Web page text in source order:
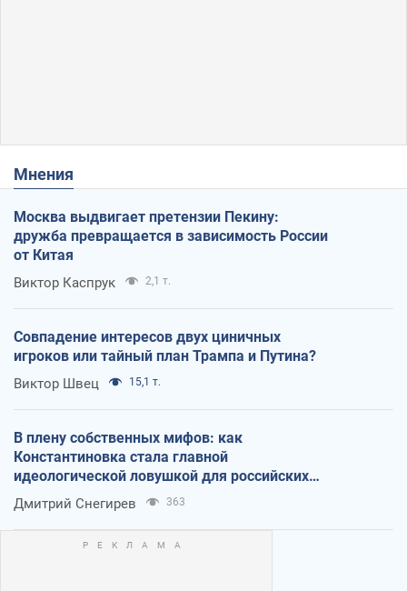
Мнения
Москва выдвигает претензии Пекину:
дружба превращается в зависимость России
от Китая
Виктор Каспрук 2,1 т.
Совпадение интересов двух циничных
игроков или тайный план Трампа и Путина?
Виктор Швец 15,1 т.
В плену собственных мифов: как
Константиновка стала главной
идеологической ловушкой для российских
оккупантов
Дмитрий Снегирев 363